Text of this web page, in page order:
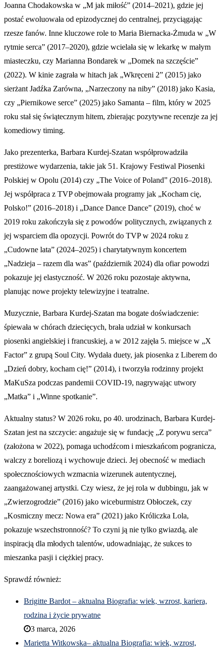
Joanna Chodakowska w „M jak miłość” (2014–2021), gdzie jej
postać ewoluowała od epizodycznej do centralnej, przyciągając
rzesze fanów. Inne kluczowe role to Maria Biernacka-Żmuda w „W
rytmie serca” (2017–2020), gdzie wcielała się w lekarkę w małym
miasteczku, czy Marianna Bondarek w „Domek na szczęście”
(2022). W kinie zagrała w hitach jak „Wkręceni 2” (2015) jako
sierżant Jadźka Zarówna, „Narzeczony na niby” (2018) jako Kasia,
czy „Piernikowe serce” (2025) jako Samanta – film, który w 2025
roku stał się świątecznym hitem, zbierając pozytywne recenzje za jej
komediowy timing.
Jako prezenterka, Barbara Kurdej-Szatan współprowadziła
prestiżowe wydarzenia, takie jak 51. Krajowy Festiwal Piosenki
Polskiej w Opolu (2014) czy „The Voice of Poland” (2016–2018).
Jej współpraca z TVP obejmowała programy jak „Kocham cię,
Polsko!” (2016–2018) i „Dance Dance Dance” (2019), choć w
2019 roku zakończyła się z powodów politycznych, związanych z
jej wsparciem dla opozycji. Powrót do TVP w 2024 roku z
„Cudowne lata” (2024–2025) i charytatywnym koncertem
„Nadzieja – razem dla was” (październik 2024) dla ofiar powodzi
pokazuje jej elastyczność. W 2026 roku pozostaje aktywna,
planując nowe projekty telewizyjne i teatralne.
Muzycznie, Barbara Kurdej-Szatan ma bogate doświadczenie:
śpiewała w chórach dziecięcych, brała udział w konkursach
piosenki angielskiej i francuskiej, a w 2012 zajęła 5. miejsce w „X
Factor” z grupą Soul City. Wydała duety, jak piosenka z Liberem do
„Dzień dobry, kocham cię!” (2014), i tworzyła rodzinny projekt
MaKuSza podczas pandemii COVID-19, nagrywając utwory
„Matka” i „Winne spotkanie”.
Aktualny status? W 2026 roku, po 40. urodzinach, Barbara Kurdej-
Szatan jest na szczycie: angażuje się w fundację „Z porywu serca”
(założona w 2022), pomaga uchodźcom i mieszkańcom pogranicza,
walczy z boreliozą i wychowuje dzieci. Jej obecność w mediach
społecznościowych wzmacnia wizerunek autentycznej,
zaangażowanej artystki. Czy wiesz, że jej rola w dubbingu, jak w
„Zwierzogrodzie” (2016) jako wiceburmistrz Obłoczek, czy
„Kosmiczny mecz: Nowa era” (2021) jako Króliczka Lola,
pokazuje wszechstronność? To czyni ją nie tylko gwiazdą, ale
inspiracją dla młodych talentów, udowadniając, że sukces to
mieszanka pasji i ciężkiej pracy.
Sprawdź również:
Brigitte Bardot – aktualna Biografia: wiek, wzrost, kariera,
rodzina i życie prywatne
3 marca, 2026
Marietta Witkowska– aktualna Biografia: wiek, wzrost,